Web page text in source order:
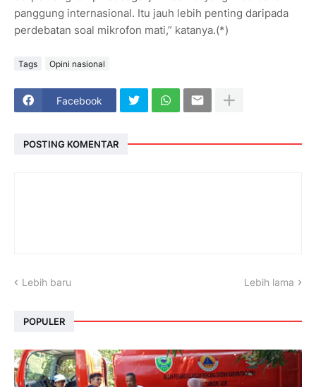
panggung internasional. Itu jauh lebih penting daripada
perdebatan soal mikrofon mati,” katanya.(*)
Tags Opini nasional
Facebook
POSTING KOMENTAR
Lebih baru Lebih lama
POPULER